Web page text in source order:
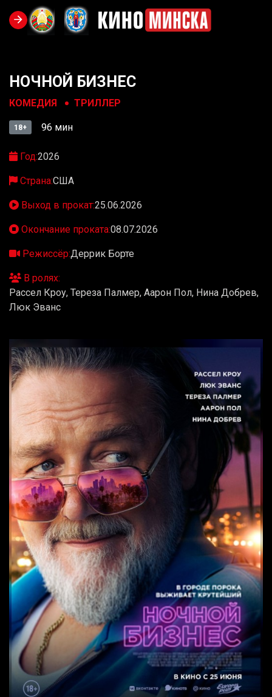
НОЧНОЙ БИЗНЕС
КОМЕДИЯ ТРИЛЛЕР
18+ 96 мин
Год:2026
Страна:США
Выход в прокат:25.06.2026
Окончание проката:08.07.2026
Режиссёр:Деррик Борте
В ролях:
Рассел Кроу, Тереза Палмер, Аарон Пол, Нина Добрев,
Люк Эванс